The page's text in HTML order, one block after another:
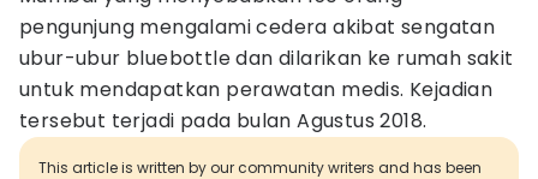
pengunjung mengalami cedera akibat sengatan
ubur-ubur bluebottle dan dilarikan ke rumah sakit
untuk mendapatkan perawatan medis. Kejadian
tersebut terjadi pada bulan Agustus 2018.
This article is written by our community writers and has been